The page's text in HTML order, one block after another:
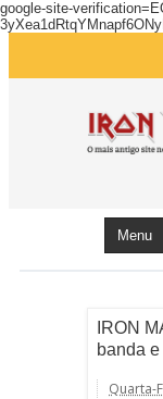
google-site-
IRON
banda
Quarta-